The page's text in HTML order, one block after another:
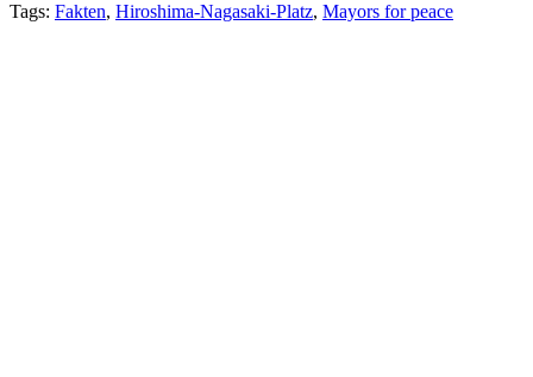
Tags: Fakten, Hiroshima-Nagasaki-Platz, Mayors for peace